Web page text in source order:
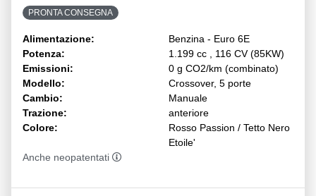
PRONTA CONSEGNA
Alimentazione:
Benzina - Euro 6E
Potenza:
1.199 cc , 116 CV (85KW)
Emissioni:
0 g CO2/km (combinato)
Modello:
Crossover, 5 porte
Cambio:
Manuale
Trazione:
anteriore
Colore:
Rosso Passion / Tetto Nero
Etoile'
Anche neopatentati